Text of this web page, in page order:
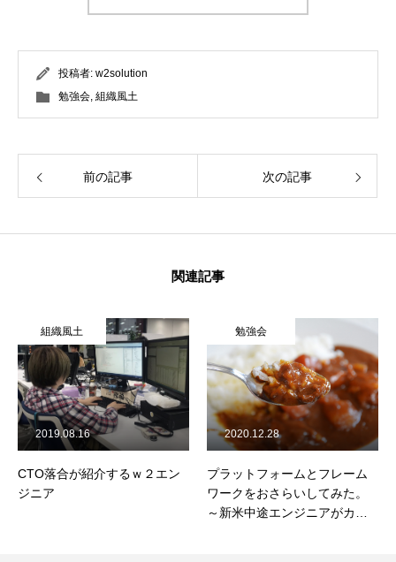
投稿者: w2solution
勉強会, 組織風土
前の記事 次の記事
関連記事
組織風土
CTO落合が紹介するｗ２エン
ジニア
2019.08.16
勉強会
プラットフォームとフレーム
ワークをおさらいしてみた。
～新米中途エンジニアがカレ
2020.12.28